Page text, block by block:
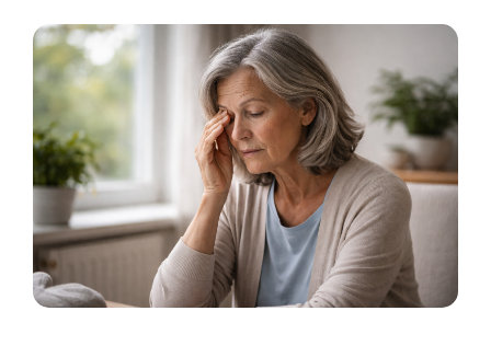
NÁMI
CHYTRÝ
PRŮVODCE
MODERNÍM
SVĚTEM
POZNEJTE
&
ZAŽIJTE,
SE
PRÁVĚ
DĚJE
e
n
?
HLEDAT